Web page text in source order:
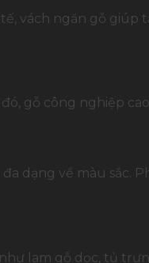
vách ngăn gỗ giúp
gỗ công nghiệp
dạng về màu sắc.
lam gỗ dọc, tủ